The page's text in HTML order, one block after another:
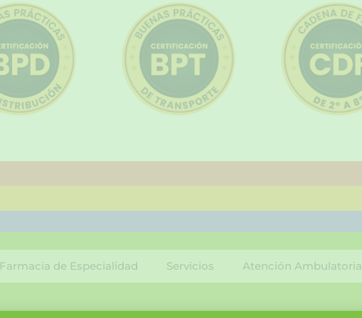
Farmacia de Especialidad Servicios Atención Ambulatoria
F I